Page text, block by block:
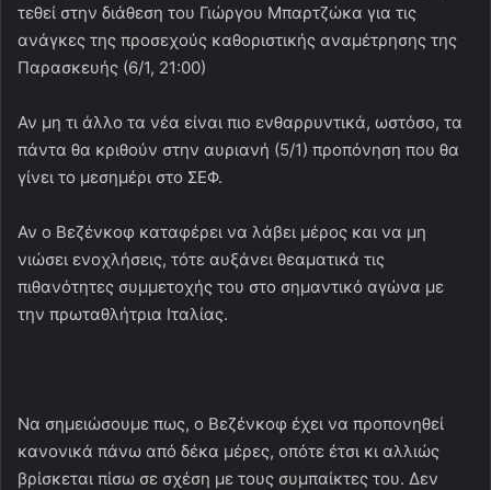
τεθεί στην διάθεση του Γιώργου Μπαρτζώκα για τις
ανάγκες της προσεχούς καθοριστικής αναμέτρησης της
Παρασκευής (6/1, 21:00)
Αν μη τι άλλο τα νέα είναι πιο ενθαρρυντικά, ωστόσο, τα
πάντα θα κριθούν στην αυριανή (5/1) προπόνηση που θα
γίνει το μεσημέρι στο ΣΕΦ.
Αν ο Βεζένκοφ καταφέρει να λάβει μέρος και να μη
νιώσει ενοχλήσεις, τότε αυξάνει θεαματικά τις
πιθανότητες συμμετοχής του στο σημαντικό αγώνα με
την πρωταθλήτρια Ιταλίας.
Να σημειώσουμε πως, ο Βεζένκοφ έχει να προπονηθεί
κανονικά πάνω από δέκα μέρες, οπότε έτσι κι αλλιώς
βρίσκεται πίσω σε σχέση με τους συμπαίκτες του. Δεν